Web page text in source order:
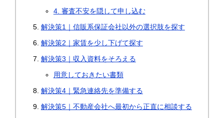
4. 審査不安を隠して申し込む
解決策1｜信販系保証会社以外の選択肢を探す
解決策2｜家賃を少し下げて探す
解決策3｜収入資料をそろえる
用意しておきたい書類
解決策4｜緊急連絡先を準備する
解決策5｜不動産会社へ最初から正直に相談する